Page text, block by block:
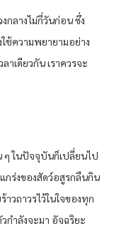
กลาง​ไม่กี่​วันก่อน​ ซึ่ง
ใช้ความพยายาม​อย่าง​
าเดียวกัน​ เรา​ควรจะ​
ๆ ใน​ปัจจุบัน​ก็​เปลี่ยนไป​
กร่ง​ของ​สัดว์​อสูร​กลืน​กิน​
ว​ถาวร​ไว้​ใน​ใจของ​ทุก
กำลังจะ​มา อัจฉริยะ​